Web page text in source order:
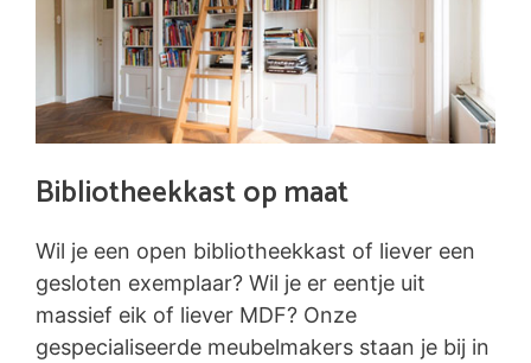
Bibliotheekkast op maat
Wil je een open bibliotheekkast of liever een
gesloten exemplaar? Wil je er eentje uit
massief eik of liever MDF? Onze
gespecialiseerde meubelmakers staan je bij in